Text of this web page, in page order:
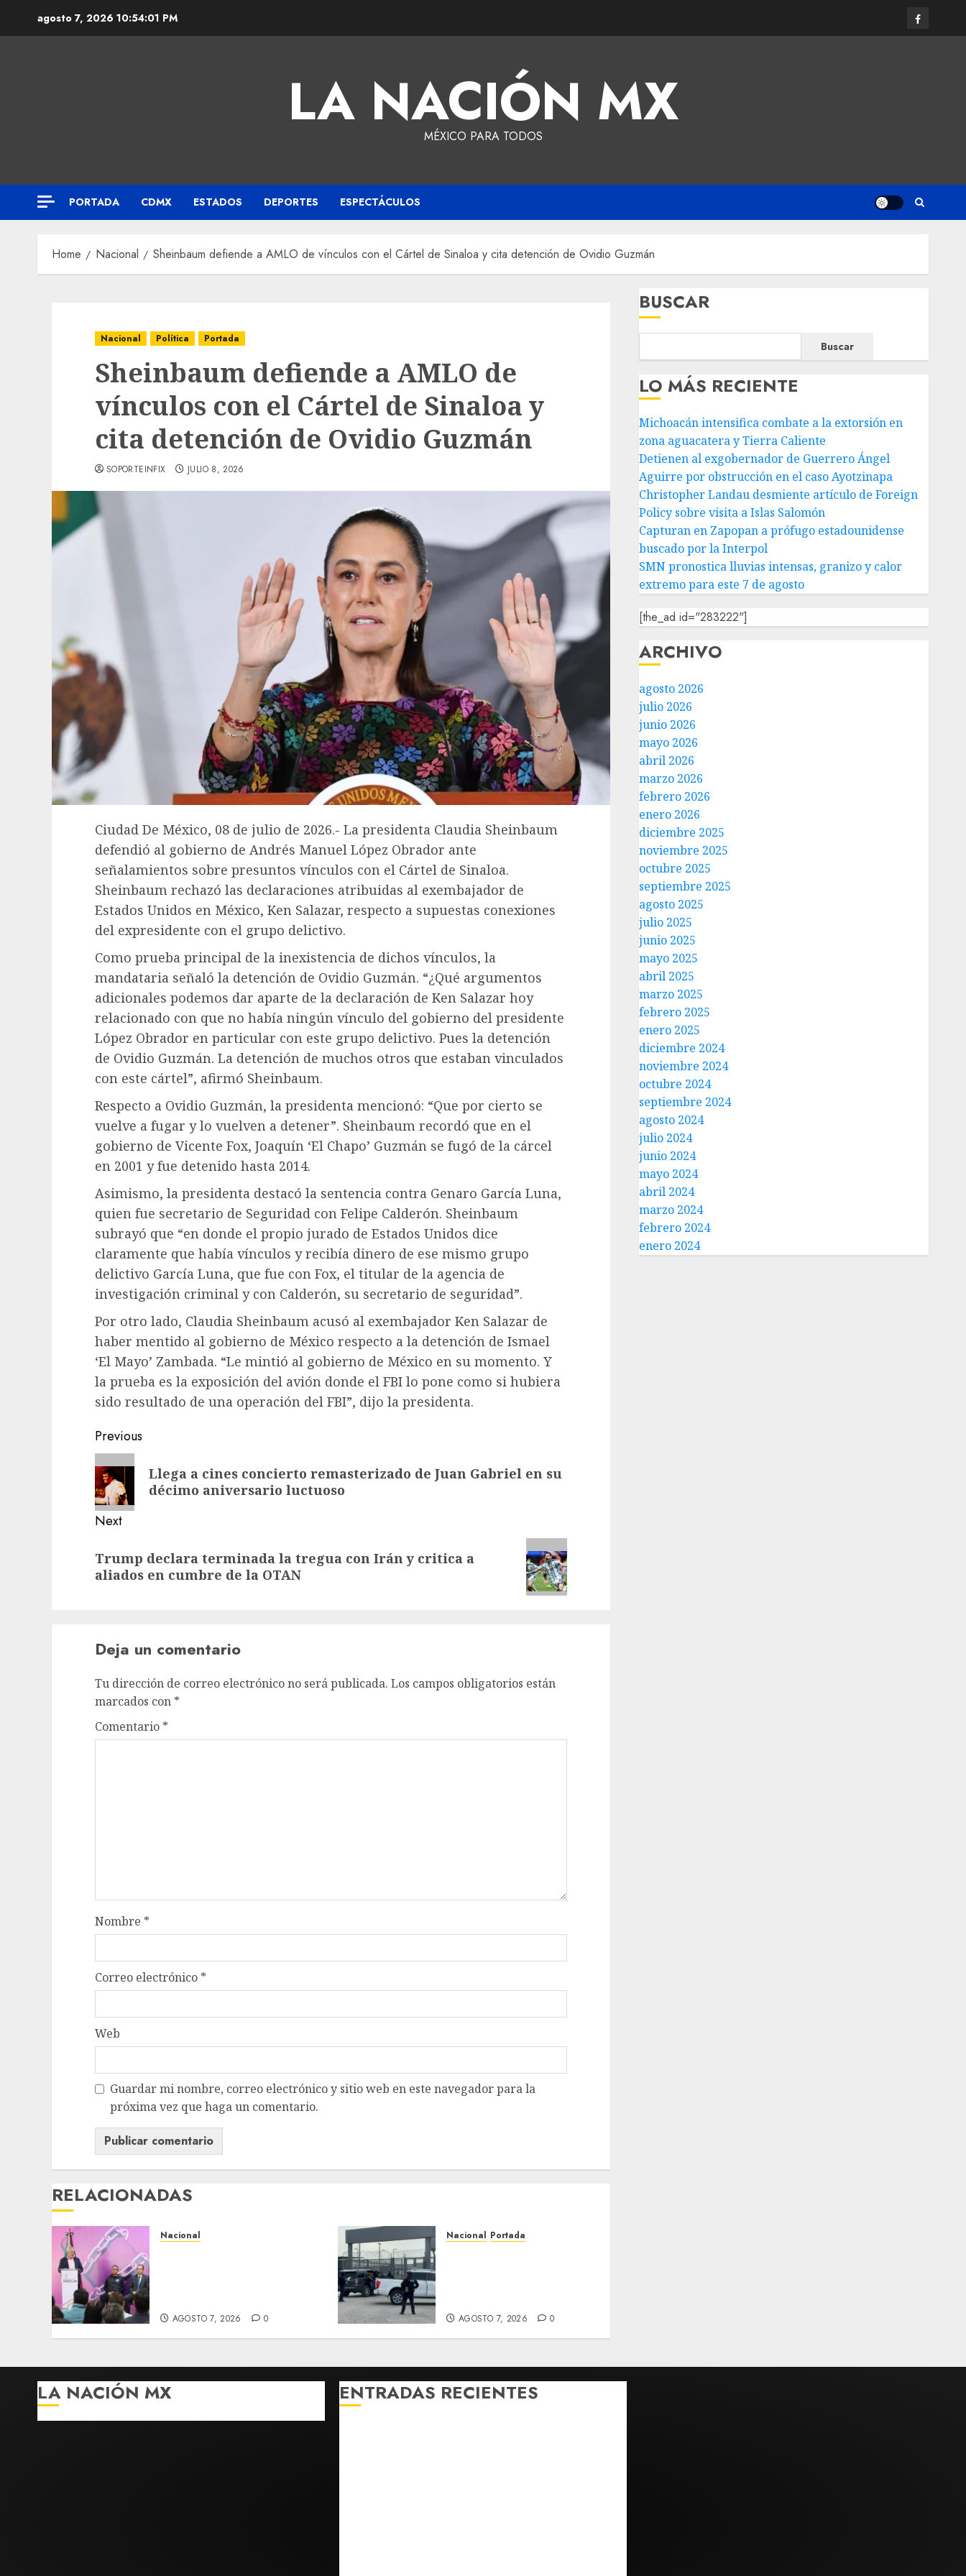
agosto 7, 2026 10:54:02 PM
LA NACIÓN MX
MÉXICO PARA TODOS
PORTADA CDMX ESTADOS DEPORTES ESPECTÁCULOS
Home Nacional Sheinbaum defiende a AMLO de vínculos con el Cártel de Sinaloa y cita detención de Ovidio Guzmán
Nacional Política Portada
Sheinbaum defiende a AMLO de
vínculos con el Cártel de Sinaloa y
cita detención de Ovidio Guzmán
SOPORTEINFIX JULIO 8, 2026
Ciudad De México, 08 de julio de 2026.- La presidenta Claudia Sheinbaum
defendió al gobierno de Andrés Manuel López Obrador ante
señalamientos sobre presuntos vínculos con el Cártel de Sinaloa.
Sheinbaum rechazó las declaraciones atribuidas al exembajador de
Estados Unidos en México, Ken Salazar, respecto a supuestas conexiones
del expresidente con el grupo delictivo.
Como prueba principal de la inexistencia de dichos vínculos, la
mandataria señaló la detención de Ovidio Guzmán. “¿Qué argumentos
adicionales podemos dar aparte de la declaración de Ken Salazar hoy
relacionado con que no había ningún vínculo del gobierno del presidente
López Obrador en particular con este grupo delictivo. Pues la detención
de Ovidio Guzmán. La detención de muchos otros que estaban vinculados
con este cártel”, afirmó Sheinbaum.
Respecto a Ovidio Guzmán, la presidenta mencionó: “Que por cierto se
vuelve a fugar y lo vuelven a detener”. Sheinbaum recordó que en el
gobierno de Vicente Fox, Joaquín ‘El Chapo’ Guzmán se fugó de la cárcel
en 2001 y fue detenido hasta 2014.
Asimismo, la presidenta destacó la sentencia contra Genaro García Luna,
quien fue secretario de Seguridad con Felipe Calderón. Sheinbaum
subrayó que “en donde el propio jurado de Estados Unidos dice
claramente que había vínculos y recibía dinero de ese mismo grupo
delictivo García Luna, que fue con Fox, el titular de la agencia de
investigación criminal y con Calderón, su secretario de seguridad”.
Por otro lado, Claudia Sheinbaum acusó al exembajador Ken Salazar de
haber mentido al gobierno de México respecto a la detención de Ismael
‘El Mayo’ Zambada. “Le mintió al gobierno de México en su momento. Y
la prueba es la exposición del avión donde el FBI lo pone como si hubiera
sido resultado de una operación del FBI”, dijo la presidenta.
Previous
Llega a cines concierto remasterizado de Juan Gabriel en su
décimo aniversario luctuoso
Next
Trump declara terminada la tregua con Irán y critica a
aliados en cumbre de la OTAN
Deja un comentario
Tu dirección de correo electrónico no será publicada. Los campos obligatorios están
marcados con *
Comentario *
Nombre *
Correo electrónico *
Web
Guardar mi nombre, correo electrónico y sitio web en este navegador para la
próxima vez que haga un comentario.
RELACIONADAS
Nacional
AGOSTO 7, 2026 0
Nacional Portada
AGOSTO 7, 2026 0
BUSCAR
Buscar
LO MÁS RECIENTE
Michoacán intensifica combate a la extorsión en
zona aguacatera y Tierra Caliente
Detienen al exgobernador de Guerrero Ángel
Aguirre por obstrucción en el caso Ayotzinapa
Christopher Landau desmiente artículo de Foreign
Policy sobre visita a Islas Salomón
Capturan en Zapopan a prófugo estadounidense
buscado por la Interpol
SMN pronostica lluvias intensas, granizo y calor
extremo para este 7 de agosto
[the_ad id="283222"]
ARCHIVO
agosto 2026
julio 2026
junio 2026
mayo 2026
abril 2026
marzo 2026
febrero 2026
enero 2026
diciembre 2025
noviembre 2025
octubre 2025
septiembre 2025
agosto 2025
julio 2025
junio 2025
mayo 2025
abril 2025
marzo 2025
febrero 2025
enero 2025
diciembre 2024
noviembre 2024
octubre 2024
septiembre 2024
agosto 2024
julio 2024
junio 2024
mayo 2024
abril 2024
marzo 2024
febrero 2024
enero 2024
LA NACIÓN MX ENTRADAS RECIENTES